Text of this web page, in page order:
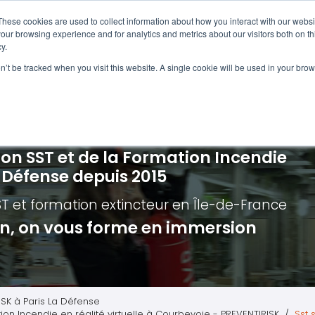
cookies are used to collect information about how you interact with our
browsing experience and for analytics and metrics about our visitors both on
be tracked when you visit this website. A single cookie will be used in your
incendie - Guide et Serre file
de première intervention
Extincteurs
en réalité augmentée
Évacuation établissements de
Évacuation secteur tertiaire
Évacuation secteur industriel
SST et de la Formation Incendie
depuis 2015
et formation extincteuren Île-de-France
on vous forme en immersion
à Paris La Défense